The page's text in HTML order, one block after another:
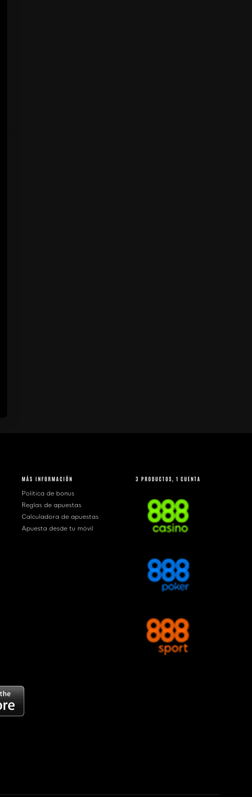
MÁS INFORMACIÓN
Política de bonus
Reglas de apuestas
Calculadora de apuestas
Apuesta desde tu móvil
3 PRODUCTOS, 1 CUENTA